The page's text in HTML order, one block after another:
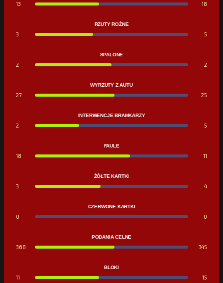
13 18
RZUTY ROŻNE
3 5
SPALONE
2 2
WYRZUTY Z AUTU
27 25
INTERWENCJE BRAMKARZY
2 5
FAULE
18 11
ŻÓŁTE KARTKI
3 4
CZERWONE KARTKI
0 0
PODANIA CELNE
368 345
BLOKI
11 15